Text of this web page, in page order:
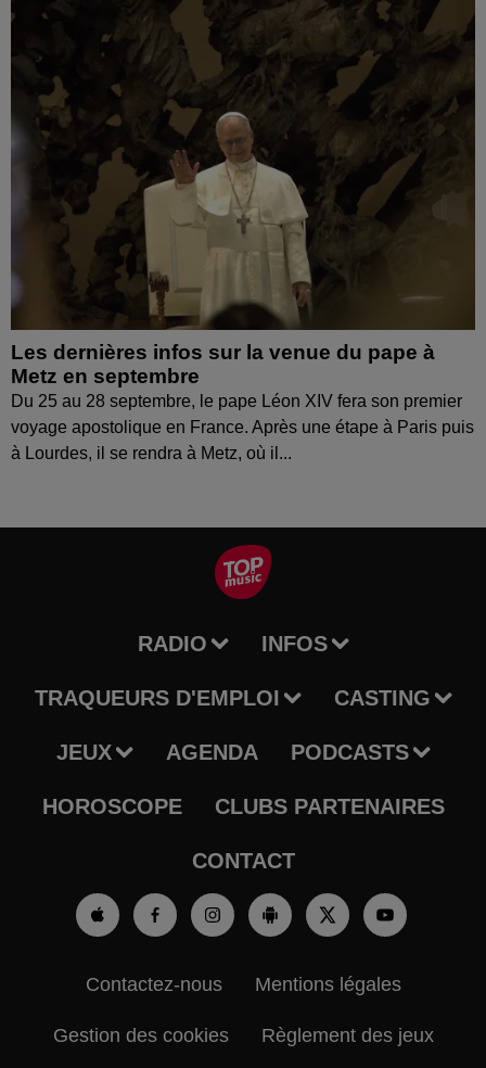
Les dernières infos sur la venue du pape à
Metz en septembre
Du 25 au 28 septembre, le pape Léon XIV fera son premier
voyage apostolique en France. Après une étape à Paris puis
à Lourdes, il se rendra à Metz, où il...
RADIO INFOS
TRAQUEURS D'EMPLOI CASTING
JEUX AGENDA PODCASTS
HOROSCOPE CLUBS PARTENAIRES
CONTACT
Contactez-nous Mentions légales
Gestion des cookies Règlement des jeux